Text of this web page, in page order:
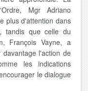
Mgr Adriano
plus d'attention dans
tandis que celle du
François Vayne, a
l'action de
les indications
le dialogue